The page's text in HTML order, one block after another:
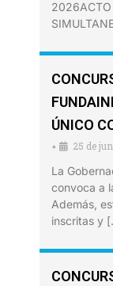
2026ACTO
ÚNICO
• 25 de
La
convoca a
Además,
inscritas y